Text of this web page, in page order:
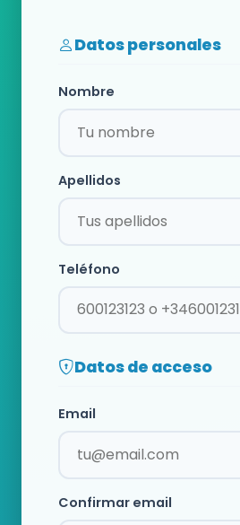
Datos personales
Nombre
Apellidos
Teléfono
Datos de acceso
Email
Confirmar email